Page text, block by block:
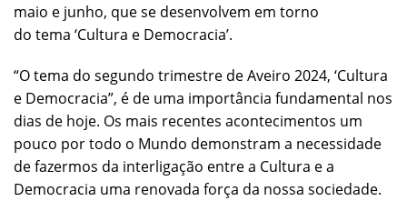
maio e junho, que se desenvolvem em torno
do tema ‘Cultura e Democracia’.
“O tema do segundo trimestre de Aveiro 2024, ‘Cultura
e Democracia”, é de uma importância fundamental nos
dias de hoje. Os mais recentes acontecimentos um
pouco por todo o Mundo demonstram a necessidade
de fazermos da interligação entre a Cultura e a
Democracia uma renovada força da nossa sociedade.